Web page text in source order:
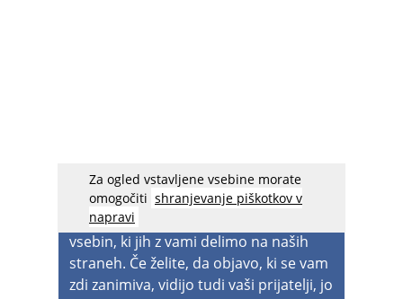
Za ogled vstavljene vsebine morate
omogočiti shranjevanje piškotkov v
napravi
acebook spreminja nastavitve, zato
boste v prihodnje lahko videvali manj
vsebin, ki jih z vami delimo na naših
straneh. Če želite, da objavo, ki se vam
zdi zanimiva, vidijo tudi vaši prijatelji, jo